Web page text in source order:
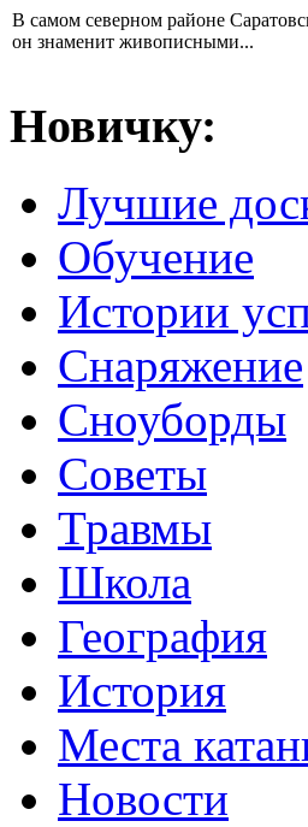
В самом северном районе
он знаменит живописными...
Новичку:
Лучшие
Обучение
Истории
Снаряжение
Сноуборды
Советы
Травмы
Школа
География
История
Места
Новости